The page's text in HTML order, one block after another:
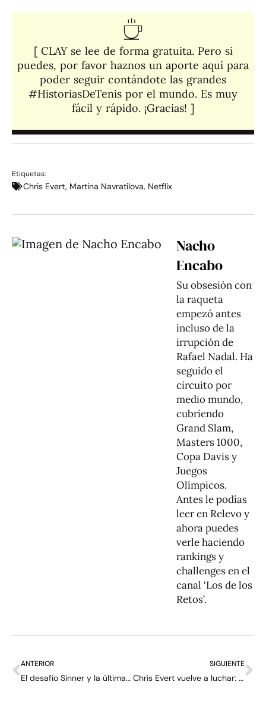
[ CLAY se lee de forma gratuita. Pero si
puedes, por favor haznos un aporte aquí para
poder seguir contándote las grandes
#HistoriasDeTenis por el mundo. Es muy
fácil y rápido. ¡Gracias! ]​
Etiquetas:
Chris Evert, Martina Navratilova, Netflix
Nacho
Encabo
Su obsesión con
la raqueta
empezó antes
incluso de la
irrupción de
Rafael Nadal. Ha
seguido el
circuito por
medio mundo,
cubriendo
Grand Slam,
Masters 1000,
Copa Davis y
Juegos
Olímpicos.
Antes le podías
leer en Relevo y
ahora puedes
verle haciendo
rankings y
challenges en el
canal ‘Los de los
Retos’.
ANTERIOR
El desafío Sinner y la última gran oportunidad de Djokovic en Wimbledon
SIGUIENTE
Chris Evert vuelve a luchar: “El cáncer te arrasa, pero te deja con lo que más importa”